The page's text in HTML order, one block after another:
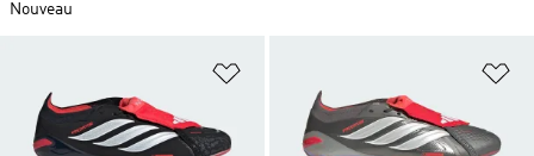
Nouveau
Ajouter à la Liste de produits